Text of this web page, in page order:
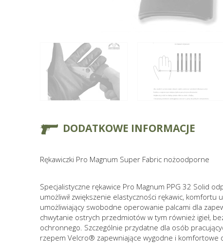
DODATKOWE INFORMACJE
Rękawiczki Pro Magnum Super Fabric nożoodporne
Specjalistyczne rękawice Pro Magnum PPG 32 Solid
umożliwił zwiększenie elastyczności rękawic,
umożliwiający swobodne operowanie palcami dla
chwytanie ostrych przedmiotów w tym również igieł,
ochronnego. Szczególnie przydatne dla osób
rzepem Velcro® zapewniające wygodne i komfortowe